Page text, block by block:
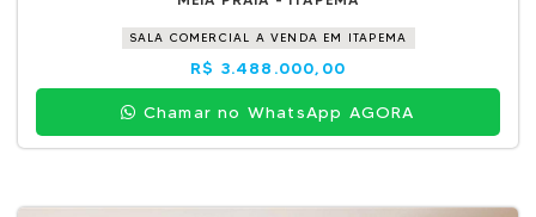
SALA COMERCIAL A VENDA EM ITAPEMA
R$ 3.488.000,00
Chamar no WhatsApp AGORA